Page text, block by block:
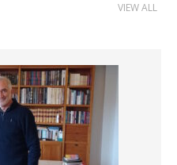
VIEW ALL